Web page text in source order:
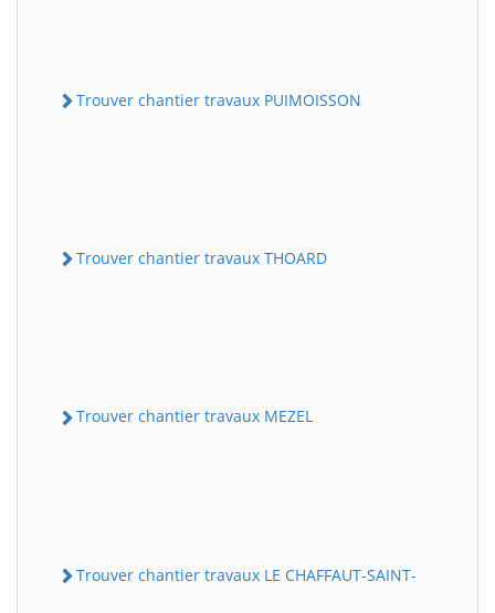
Trouver chantier travaux PUIMOISSON
Trouver chantier travaux THOARD
Trouver chantier travaux MEZEL
Trouver chantier travaux LE CHAFFAUT-SAINT-